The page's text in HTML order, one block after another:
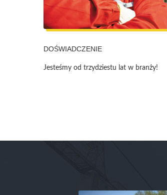
DOŚWIADCZENIE
Jesteśmy od trzydziestu lat w branży!